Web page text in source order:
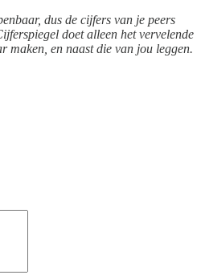
dus de cijfers van je peers
doet alleen het vervelende
maken, en naast die van jou leggen.